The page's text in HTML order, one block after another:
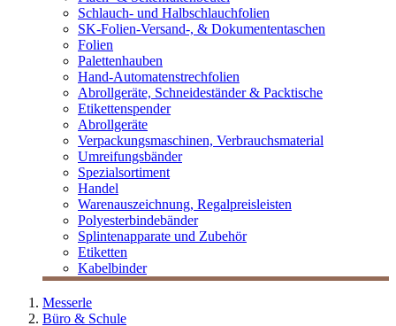
Schlauch- und Halbschlauchfolien
SK-Folien-Versand-, & Dokumententaschen
Folien
Palettenhauben
Hand-Automatenstrechfolien
Abrollgeräte, Schneideständer & Packtische
Etikettenspender
Abrollgeräte
Verpackungsmaschinen, Verbrauchsmaterial
Umreifungsbänder
Spezialsortiment
Handel
Warenauszeichnung, Regalpreisleisten
Polyesterbindebänder
Splintenapparate und Zubehör
Etiketten
Kabelbinder
Messerle
Büro & Schule